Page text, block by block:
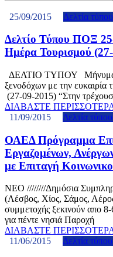
25/09/2015 Δελτία
Δελτίο Τύπου ΠΟΞ
Ημέρα Τουρισμού
ΔΕΛΤΙΟ ΤΥΠΟΥ Μήνυμα
ξενοδόχων με την
(27-09-2015) “Στην
ΔΙΑΒΑΣΤΕ
11/09/2015
Δελτία
ΟΑΕΔ Πρόγραμμα
Εργαζομένων,
με Επιταγή
ΝΕΟ ////////Δημόσια
(Λέσβος, Χίος, Σάμος,
συμμετοχής ξεκινούν απο
για πέντε νησιά Παροχή
ΔΙΑΒΑΣΤΕ
11/06/2015
Δελτία